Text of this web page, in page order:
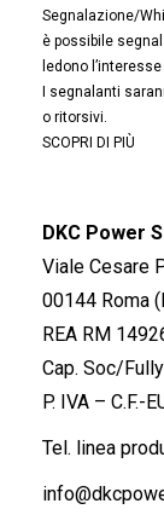
Segnalazione/
è possibile
ledono
I segnalanti
o ritorsivi.
SCOPRI DI PIÙ
DKC Power
Viale Cesare
00144 Roma
REA RM
Cap. Soc/
P. IVA – C.F.-
Tel. linea